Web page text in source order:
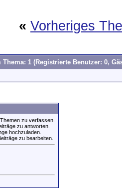
« Vorheriges
Thema: 1 (Registrierte Benutzer: 0,
Themen zu verfassen.
zu antworten.
hochzuladen.
zu bearbeiten.